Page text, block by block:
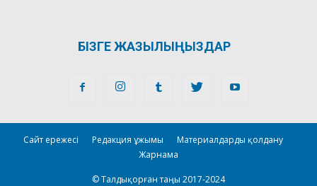
БІЗГЕ ЖАЗЫЛЫҢЫЗДАР
Сайт ережесі Редакция ұжымы
Материалдарды қолдану
Жарнама
© Талдықорған таңы 2017-2024